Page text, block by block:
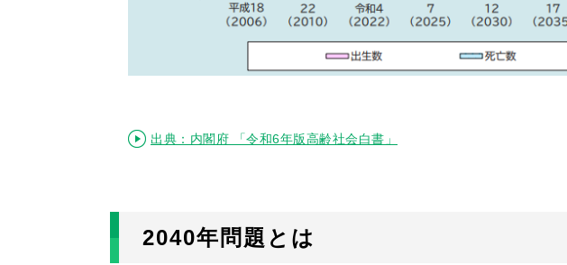
出典：内閣府 「令和6年版高齢社会白書」
2040年問題とは